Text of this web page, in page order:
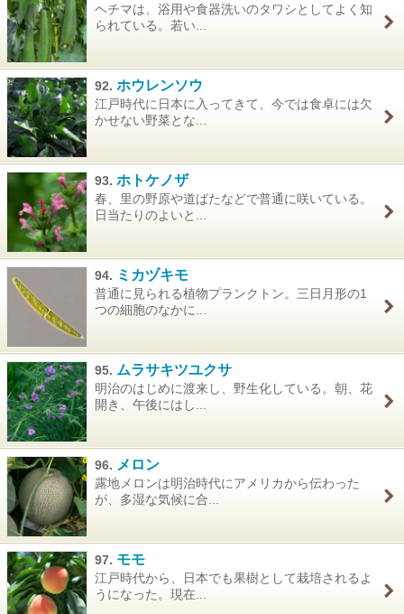
ヘチマは、浴用や食器洗いのタワシとしてよく知
られている。若い...
92. ホウレンソウ
江戸時代に日本に入ってきて、今では食卓には欠
かせない野菜とな...
93. ホトケノザ
春、里の野原や道ばたなどで普通に咲いている。
日当たりのよいと...
94. ミカヅキモ
普通に見られる植物プランクトン。三日月形の1
つの細胞のなかに...
95. ムラサキツユクサ
明治のはじめに渡来し、野生化している。朝、花
開き、午後にはし...
96. メロン
露地メロンは明治時代にアメリカから伝わった
が、多湿な気候に合...
97. モモ
江戸時代から、日本でも果樹として栽培されるよ
うになった。現在...